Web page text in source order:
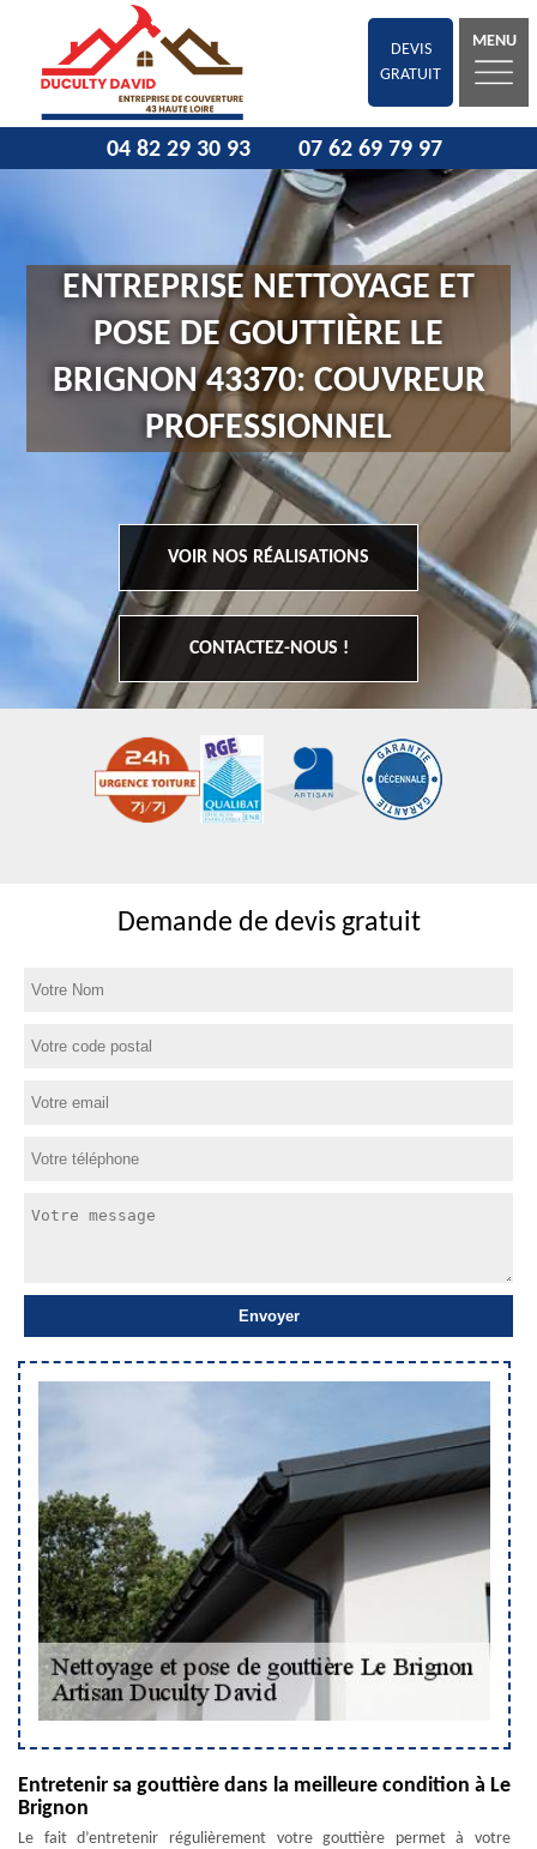
DEVIS
GRATUIT
MENU
04 82 29 30 93 07 62 69 79 97
ENTREPRISE NETTOYAGE ET
POSE DE GOUTTIÈRE LE
BRIGNON 43370: COUVREUR
PROFESSIONNEL
VOIR NOS RÉALISATIONS
CONTACTEZ-NOUS !
Demande de devis gratuit
Entretenir sa gouttière dans la meilleure condition à Le
Brignon
Le fait d’entretenir régulièrement votre gouttière permet à votre